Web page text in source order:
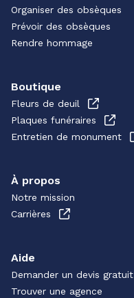
Organiser des obsèques
Prévoir des obsèques
Rendre hommage
Boutique
Fleurs de deuil
Plaques funéraires
Entretien de monument
À propos
Notre mission
Carrières
Aide
Demander un devis gratuit
Trouver une agence